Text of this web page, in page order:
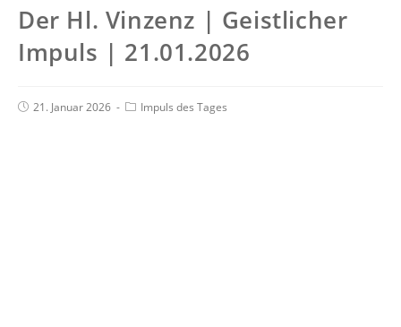
Der Hl. Vinzenz | Geistlicher
Impuls | 21.01.2026
21. Januar 2026 Impuls des Tages